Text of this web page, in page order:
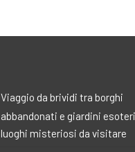
Viaggio da brividi tra borghi
abbandonati e giardini
luoghi misteriosi da visitare